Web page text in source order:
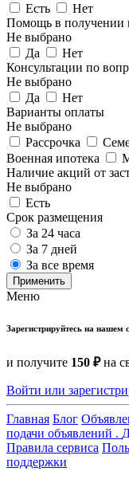
Есть
Нет
Помощь в получении
Не выбрано
Да
Нет
Консультации по
Не выбрано
Да
Нет
Варианты оплаты
Не выбрано
Рассрочка
Военная ипотека
Наличие акций от
Не выбрано
Есть
Срок размещения
За 24 часа
За 7 дней
За все время
Применить
Меню
Зарегистрируйтесь на нашем
и получите 150 ₽на
Войти или
Главная Блог
подачи объявлений .
Правила сервиса
поддержки